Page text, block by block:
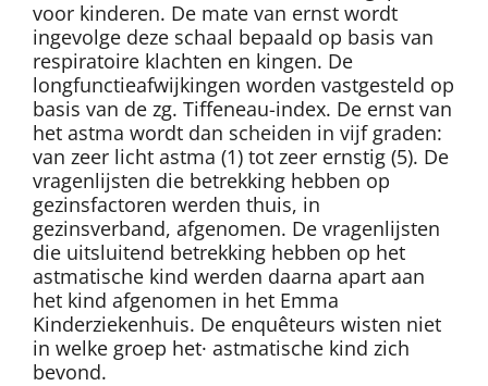
voor kinderen. De mate van ernst wordt
ingevolge deze schaal bepaald op basis van
respiratoire klachten en kingen. De
longfunctieafwijkingen worden vastgesteld op
basis van de zg. Tiffeneau-index. De ernst van
het astma wordt dan scheiden in vijf graden:
van zeer licht astma (1) tot zeer ernstig (5). De
vragenlijsten die betrekking hebben op
gezinsfactoren werden thuis, in
gezinsverband, afgenomen. De vragenlijsten
die uitsluitend betrekking hebben op het
astmatische kind werden daarna apart aan
het kind afgenomen in het Emma
Kinderziekenhuis. De enquêteurs wisten niet
in welke groep het· astmatische kind zich
bevond.